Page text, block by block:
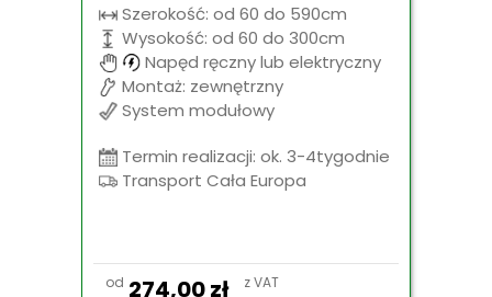
Szerokość: od 60 do 590cm
Wysokość: od 60 do 300cm
Napęd ręczny lub elektryczny
Montaż: zewnętrzny
System modułowy
Termin realizacji: ok. 3-4tygodnie
Transport Cała Europa
od 274,00zł z VAT